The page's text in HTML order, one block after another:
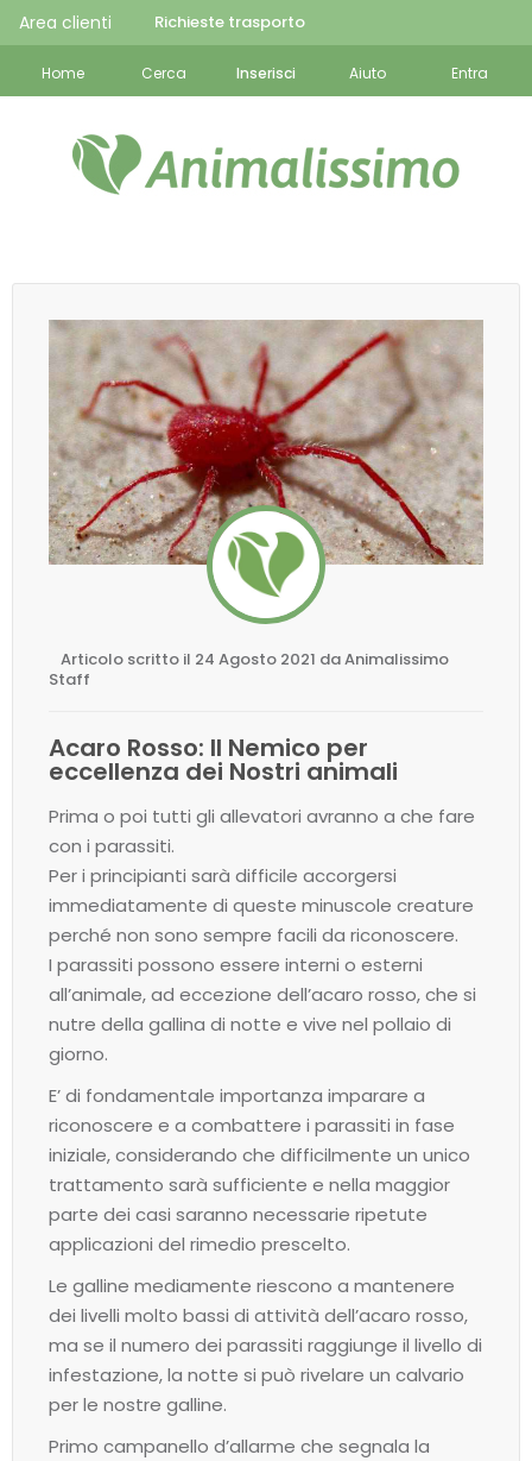
Area clienti Richieste trasporto
Home Cerca Inserisci Aiuto Entra
Articolo scritto il 24 Agosto 2021 da Animalissimo
Staff
Acaro Rosso: Il Nemico per
eccellenza dei Nostri animali
Prima o poi tutti gli allevatori avranno a che fare
con i parassiti.
Per i principianti sarà difficile accorgersi
immediatamente di queste minuscole creature
perché non sono sempre facili da riconoscere.
I parassiti possono essere interni o esterni
all’animale, ad eccezione dell’acaro rosso, che si
nutre della gallina di notte e vive nel pollaio di
giorno.
E’ di fondamentale importanza imparare a
riconoscere e a combattere i parassiti in fase
iniziale, considerando che difficilmente un unico
trattamento sarà sufficiente e nella maggior
parte dei casi saranno necessarie ripetute
applicazioni del rimedio prescelto.
Le galline mediamente riescono a mantenere
dei livelli molto bassi di attività dell’acaro rosso,
ma se il numero dei parassiti raggiunge il livello di
infestazione, la notte si può rivelare un calvario
per le nostre galline.
Primo campanello d’allarme che segnala la